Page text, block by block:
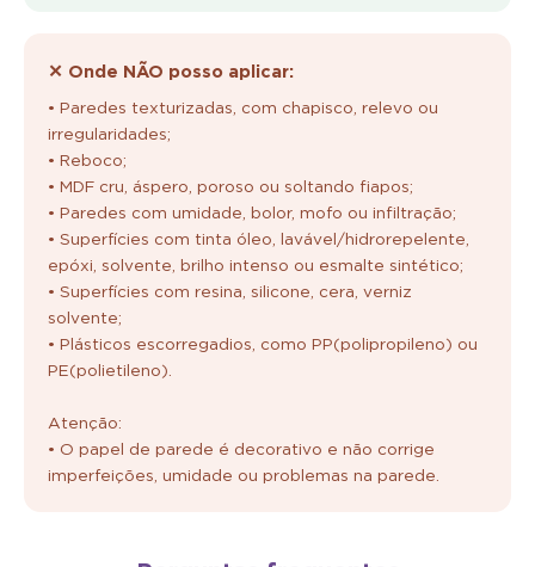
✕ Onde NÃO posso aplicar:
• Paredes texturizadas, com chapisco, relevo ou
irregularidades;
• Reboco;
• MDF cru, áspero, poroso ou soltando fiapos;
• Paredes com umidade, bolor, mofo ou infiltração;
• Superfícies com tinta óleo, lavável/hidrorepelente,
epóxi, solvente, brilho intenso ou esmalte sintético;
• Superfícies com resina, silicone, cera, verniz
solvente;
• Plásticos escorregadios, como PP(polipropileno) ou
PE(polietileno).
Atenção:
• O papel de parede é decorativo e não corrige
imperfeições, umidade ou problemas na parede.